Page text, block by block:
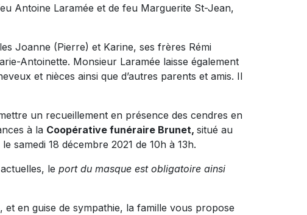
Antoine Laramée et de feu Marguerite St-Jean,
Joanne (Pierre) et Karine, ses frères Rémi
Antoinette. Monsieur Laramée laisse également
et nièces ainsi que d’autres parents et amis. Il
un recueillement en présence des cendres en
à la Coopérative funéraire Brunet, situé au
le samedi 18 décembre 2021 de 10h à 13h.
le port du masque est obligatoire ainsi
en guise de sympathie, la famille vous propose